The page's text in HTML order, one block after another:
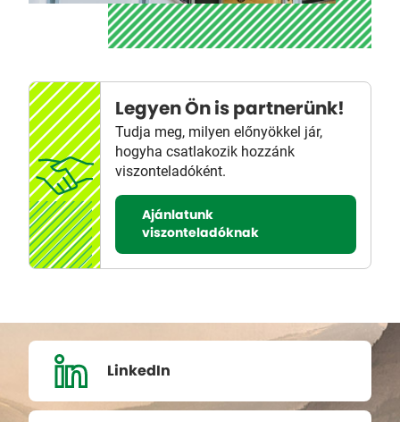
Legyen Ön is partnerünk!
Tudja meg, milyen előnyökkel jár,
hogyha csatlakozik hozzánk
viszonteladóként.
Ajánlatunk
viszonteladóknak
LinkedIn